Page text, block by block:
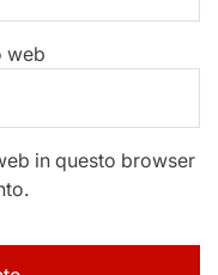
web
in questo browser